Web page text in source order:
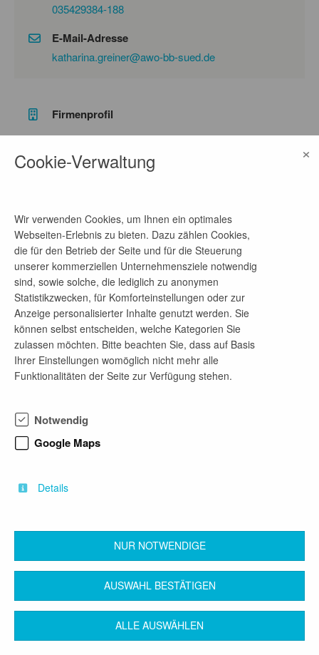
035429384-188
E-Mail-Adresse
katharina.greiner@awo-bb-sued.de
Firmenprofil
Spitzenverbänden der freien Wohlfahrtspflege in
Deutschland. Seit 1990 arbeiten wir für jene, die
etwas zurück, die auf sich selbst gestellt sind. Etwa
2500 ehrenamtliche Frauen und Männer, organisiert
in über 30 Ortsvereinen sowie knapp 2900
Mitarbeiter*innen in etwa 170 Einrichtungen sind
bestrebt, für eine soziale und gerechte Gesellschaft
ihren Anteil zu erbringen.
Mehr Jobangebote dieses Unternehmens
Lehrkraft Pflegeschule (w/m/d)
vor 1 Woche
zurück
Kontakt Impressum AGB Datenschutz
Cookie-Verwaltung ×
Wir verwenden Cookies, um Ihnen ein optimales
Webseiten-Erlebnis zu bieten. Dazu zählen Cookies,
die für den Betrieb der Seite und für die Steuerung
unserer kommerziellen Unternehmensziele notwendig
sind, sowie solche, die lediglich zu anonymen
Statistikzwecken, für Komforteinstellungen oder zur
Anzeige personalisierter Inhalte genutzt werden. Sie
können selbst entscheiden, welche Kategorien Sie
zulassen möchten. Bitte beachten Sie, dass auf Basis
Ihrer Einstellungen womöglich nicht mehr alle
Funktionalitäten der Seite zur Verfügung stehen.
Notwendig
Google Maps
Details
NUR NOTWENDIGE
AUSWAHL BESTÄTIGEN
ALLE AUSWÄHLEN